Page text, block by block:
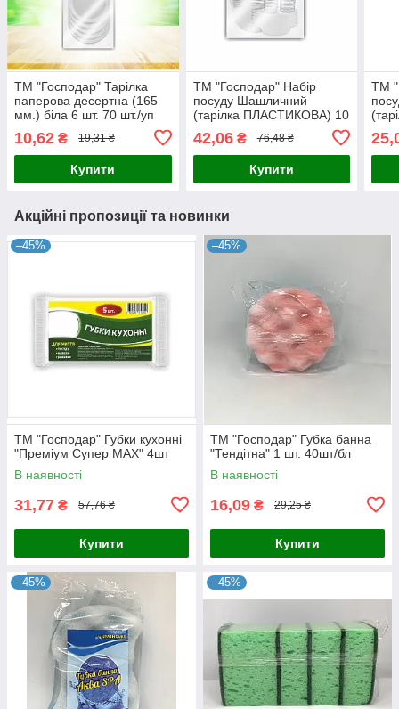
ТМ "Господар" Тарілка
паперова десертна (165
мм.) біла 6 шт. 70 шт./уп
10,62 ₴ 19,31 ₴
Купити
ТМ "Господар" Набір
посуду Шашличний
(тарілка ПЛАСТИКОВА) 10
42,06₴ 76,48 ₴
Купити
ТМ
Акційні пропозиції та новинки
–45%
ТМ "Господар" Губки кухонні
"Преміум Супер МАХ" 4шт
В наявності
31,77 ₴ 57,76 ₴
Купити
–45%
ТМ "Господар" Губка банна
"Тендітна" 1 шт. 40шт/бл
В наявності
16,09 ₴ 29,25 ₴
Купити
–45% –45%